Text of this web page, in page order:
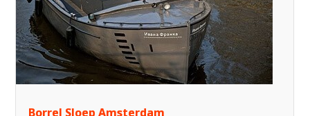
Borrel Sloep Amsterdam